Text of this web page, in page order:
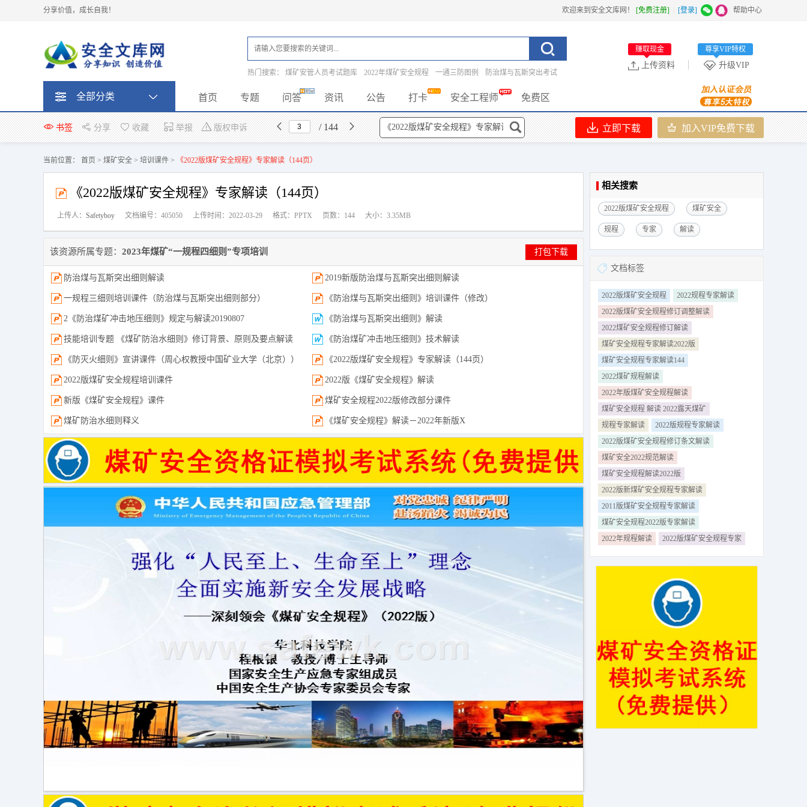
欢迎来到安全文库网！ [免费注册] [登录] 帮助中心
分享价值，成长自我！
热门搜索： 煤矿安管人员考试题库 2022年煤矿安全规程 一通三防图例
防治煤与瓦斯突出考试
升级VIP
尊享VIP特权
上传资料
赚取现金
全部分类 首页 专题 问答 资讯 公告 打卡 安全工程师 免费区
书签 分享 收藏 举报 版权申诉 / 144 立即下载 加入VIP免费下载
当前位置： 首页 > 煤矿安全 > 培训课件 > 《2022版煤矿安全规程》专家解读（144页）
《2022版煤矿安全规程》专家解读（144页）
上传人： Safetyboy 文档编号：405050 上传时间：2022-03-29 格式：PPTX 页数：144 大小：3.35MB
该资源所属专题： 2023年煤矿“一规程四细则”专项培训 打包下载
防治煤与瓦斯突出细则解读 2019新版防治煤与瓦斯突出细则解读
一规程三细则培训课件（防治煤与瓦斯突出细则部分） 《防治煤与瓦斯突出细则》培训课件（修改）
2《防治煤矿冲击地压细则》规定与解读20190807 《防治煤与瓦斯突出细则》解读
技能培训专题 《煤矿防治水细则》修订背景、原则及要点解读 《防治煤矿冲击地压细则》技术解读
《防灭火细则》宣讲课件（周心权教授中国矿业大学（北京）） 《2022版煤矿安全规程》专家解读（144页）
2022版煤矿安全规程培训课件 2022版《煤矿安全规程》解读
新版《煤矿安全规程》课件 煤矿安全规程2022版修改部分课件
煤矿防治水细则释义 《煤矿安全规程》解读－2022年新版X
煤矿防治水细则解读课件
煤矿防灭火细则培训课件PPT 冲击地压 细则解读 潘俊锋 (1)
xx煤矿防治水细则学习考试试卷（2018-9-11） 《煤矿防治水规定》和《煤矿防治水细则》“合编版”及简要点评读本
全员培训试题(冲击地压) 国家煤矿安全监察局关于印发 《煤矿防治水细则》的通知 煤安监调查〔2018〕14号
《防治煤矿冲击地压细则》（2018版）
三细则《煤矿防治水细则》《防治煤与瓦斯突出细则》《防治煤矿冲击地压细则》考试题库（912题） 煤矿防治水细则 (1)
国家矿山安全监察局副局长周德昶就《煤矿防灭火细则》答记者问 煤矿防灭火细则（批注导读）
煤矿防灭火细则考试试卷（B）含答案 煤矿防灭火细则考试试卷（A） 含答案
2022版《煤矿安全规程》新编考试题库（后附答案） 《煤矿安全规程》2022版新编考试题库
2022版《煤矿安全规程》考试试卷 2022版《煤矿安全规程》考试试卷（带答案）
《防治煤与瓦斯突出细则》题库
相关搜索
2022版煤矿安全规程 煤矿安全
规程 专家 解读
文档标签
2022版煤矿安全规程
2022规程专家解读
2022版煤矿安全规程修订调整解读
2022煤矿安全规程修订解读
煤矿安全规程专家解读2022版
煤矿安全规程专家解读144
2022煤矿规程解读
2022年版煤矿安全规程解读
煤矿安全规程 解读 2022露天煤矿
规程专家解读
2022版规程专家解读
2022版煤矿安全规程修订条文解读
煤矿安全2022规范解读
煤矿安全规程解读2022版
2022版新煤矿安全规程专家解读
2011版煤矿安全规程专家解读
煤矿安全规程2022版专家解读
2022年规程解读
2022版煤矿安全规程专家